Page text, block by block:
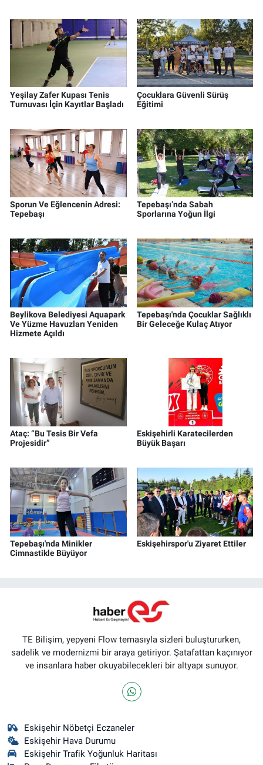
Yeşilay Zafer Kupası Tenis
Turnuvası İçin Kayıtlar Başladı
Çocuklara Güvenli Sürüş
Eğitimi
Sporun Ve Eğlencenin Adresi:
Tepebaşı
Tepebaşı’nda Sabah
Sporlarına Yoğun İlgi
Beylikova Belediyesi Aquapark
Ve Yüzme Havuzları Yeniden
Hizmete Açıldı
Tepebaşı'nda Çocuklar Sağlıklı
Bir Geleceğe Kulaç Atıyor
Ataç: “Bu Tesis Bir Vefa
Projesidir”
Eskişehirli Karatecilerden
Büyük Başarı
Tepebaşı'nda Minikler
Cimnastikle Büyüyor
Eskişehirspor'u Ziyaret Ettiler
TE Bilişim, yepyeni Flow temasıyla sizleri buluştururken,
sadelik ve modernizmi bir araya getiriyor. Şatafattan kaçınıyor
ve insanlara haber okuyabilecekleri bir altyapı sunuyor.
Eskişehir Nöbetçi Eczaneler
Eskişehir Hava Durumu
Eskişehir Trafik Yoğunluk Haritası